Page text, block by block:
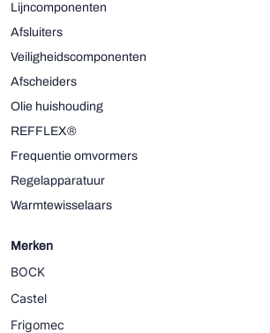
Lijncomponenten
Afsluiters
Veiligheidscomponenten
Afscheiders
Olie huishouding
REFFLEX®
Frequentie omvormers
Regelapparatuur
Warmtewisselaars
Merken
BOCK
Castel
Frigomec